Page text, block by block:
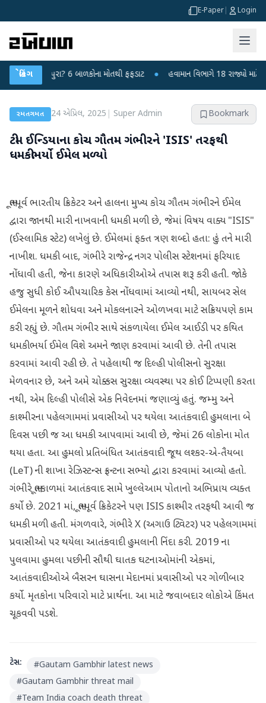
E-Paper Login
બ્રેકિંગ6 બાળકોના મોતથી ફફડાટ ● હવામાન વિભાગે 18 રાજ્યો માટે ભારે
રમતગમત 24 એપ્રિલ, 2025 Super Admin Bookmark
ટીમ ઈન્ડિયાના કોચ ગૌતમ ગંભીરને 'ISIS' તરફથી
ધમકીભર્યો ઈમેલ મળ્યો
ભૂતપૂર્વ ભારતીય ક્રિકેટર અને હાલના મુખ્ય કોચ ગૌતમ ગંભીરને ઈમેલ
દ્વારા જાનથી મારી નાખવાની ધમકી મળી છે, જેમાં વિષય વાક્ય "ISIS"
(ઈસ્લામિક સ્ટેટ) લખેલું છે. ઈમેલમાં ફક્ત ત્રણ શબ્દો હતા: હું તને મારી
નાખીશ. ધમકી બાદ, ગંભીરે રાજેન્દ્ર નગર પોલીસ સ્ટેશનમાં ફરિયાદ
નોંધાવી હતી, જેના કારણે અધિકારીઓએ તપાસ શરૂ કરી હતી. જોકે
હજુ સુધી કોઈ ઔપચારિક કેસ નોંધવામાં આવ્યો નથી, સાયબર સેલ
ઈમેલના મૂળને શોધવા અને મોકલનારને ઓળખવા માટે સક્રિયપણે કામ
કરી રહ્યું છે. ગૌતમ ગંભીર સાથે સંકળાયેલા ઈમેલ આઈડી પર કથિત
ધમકીભર્યા ઈમેલ વિશે અમને જાણ કરવામાં આવી છે. તેની તપાસ
કરવામાં આવી રહી છે. તે પહેલાથી જ દિલ્હી પોલીસનો સુરક્ષા
મેળવનાર છે, અને અમે ચોક્કસ સુરક્ષા વ્યવસ્થા પર કોઈ ટિપ્પણી કરતા
નથી, એમ દિલ્હી પોલીસે એક નિવેદનમાં જણાવ્યું હતું. જમ્મુ અને
કાશ્મીરના પહેલગામમાં પ્રવાસીઓ પર થયેલા આતંકવાદી હુમલાના બે
દિવસ પછી જ આ ધમકી આપવામાં આવી છે, જેમાં 26 લોકોના મોત
થયા હતા. આ હુમલો પ્રતિબંધિત આતંકવાદી જૂથ લશ્કર-એ-તૈયબા
(LeT) ની શાખા રેઝિસ્ટન્સ ફ્રન્ટના સભ્યો દ્વારા કરવામાં આવ્યો હતો.
ગંભીરે ભૂતકાળમાં આતંકવાદ સામે ખુલ્લેઆમ પોતાનો અભિપ્રાય વ્યક્ત
કર્યો છે. 2021 માં, ભૂતપૂર્વ ક્રિકેટરને પણ ISIS કાશ્મીર તરફથી આવી જ
ધમકી મળી હતી. મંગળવારે, ગંભીરે X (અગાઉ ટ્વિટર) પર પહેલગામમાં
પ્રવાસીઓ પર થયેલા આતંકવાદી હુમલાની નિંદા કરી. 2019 ના
પુલવામા હુમલા પછીની સૌથી ઘાતક ઘટનાઓમાંની એકમાં,
આતંકવાદીઓએ બૈસરન ઘાસના મેદાનમાં પ્રવાસીઓ પર ગોળીબાર
કર્યો. મૃતકોના પરિવારો માટે પ્રાર્થના. આ માટે જવાબદાર લોકોએ કિંમત
ચૂકવવી પડશે.
ટેગ્સ: #Gautam Gambhir latest news
#Gautam Gambhir threat mail
#Team India coach death threat